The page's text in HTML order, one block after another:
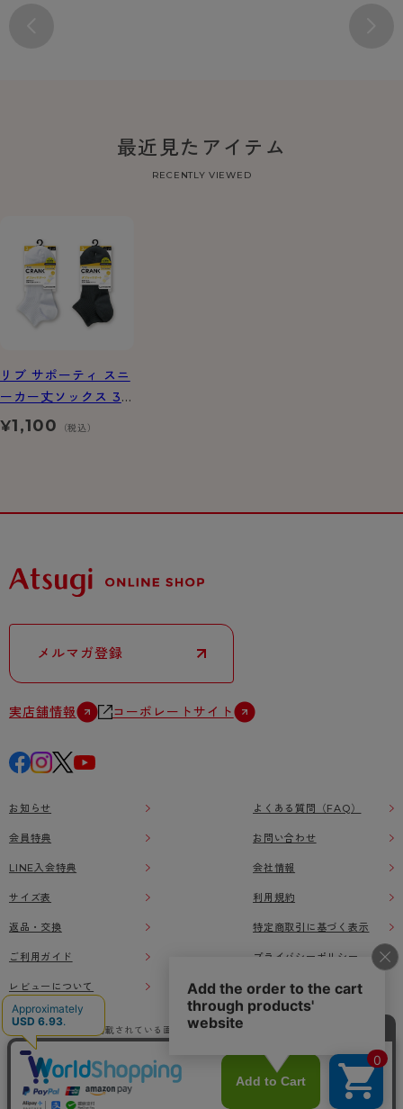
最近見たアイテム
RECENTLY VIEWED
リブ サポーティ スニ
ーカー丈ソックス 3
足組
¥1,100 （税込）
メルマガ登録
実店舗情報 コーポレートサイト
お知らせ
会員特典
LINE入会特典
サイズ表
返品・交換
ご利用ガイド
レビューについて
よくある質問（FAQ）
お問い合わせ
会社情報
利用規約
特定商取引に基づく表示
プライバシーポリシー
本ウェブサイト上に掲載されている画像、イラストなどの著作物の全部または一部をアツ